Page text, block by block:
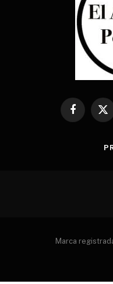
Facebook
X
Marca